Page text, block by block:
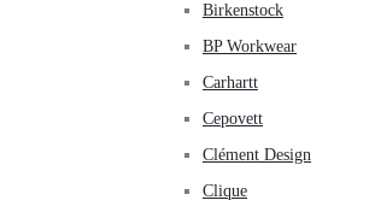
Birkenstock
BP Workwear
Carhartt
Cepovett
Clément Design
Clique